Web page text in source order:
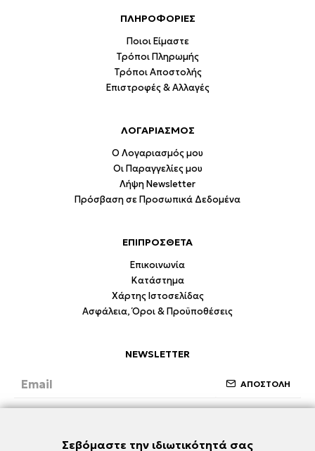
ΠΛΗΡΟΦΟΡΙΕΣ
Ποιοι Είμαστε
Τρόποι Πληρωμής
Τρόποι Αποστολής
Επιστροφές & Αλλαγές
ΛΟΓΑΡΙΑΣΜΟΣ
Ο Λογαριασμός μου
Οι Παραγγελίες μου
Λήψη Newsletter
Πρόσβαση σε Προσωπικά Δεδομένα
ΕΠΙΠΡΟΣΘΕΤΑ
Επικοινωνία
Κατάστημα
Χάρτης Ιστοσελίδας
Ασφάλεια, Όροι & Προϋποθέσεις
NEWSLETTER
ΑΠΟΣΤΟΛΗ
Σεβόμαστε την ιδιωτικότητά σας